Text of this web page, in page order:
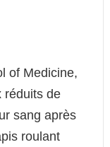
of Medicine,
réduits de
sang après
roulant